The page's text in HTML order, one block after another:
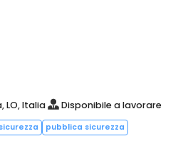
LO, Italia Disponibile a lavorare
pubblica sicurezza